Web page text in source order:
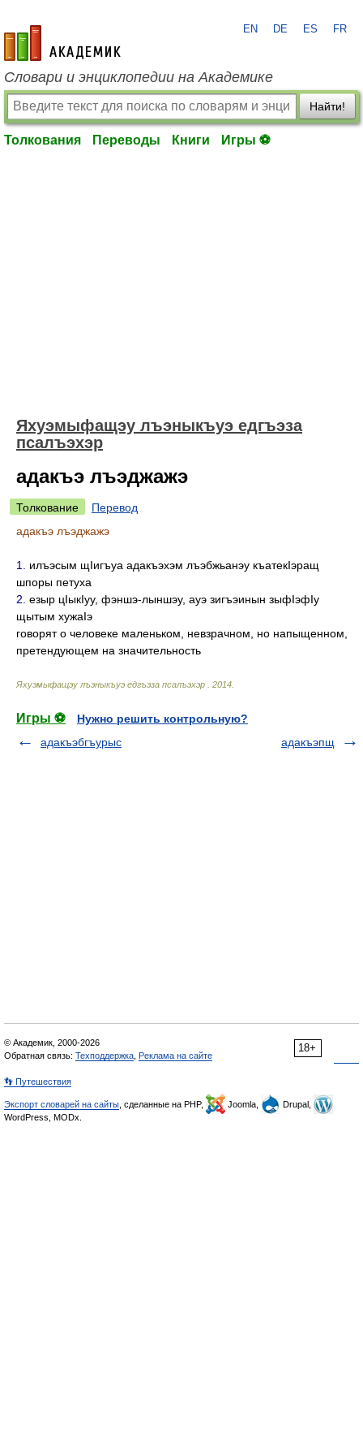
academic.ru
EN DE ES FR
Словари и энциклопедии на Академике
Найти!
Толкования Переводы Книги Игры ⚽
Яхуэмыфащэу лъэныкъуэ едгъэза
псалъэхэр
адакъэ лъэджажэ
Толкование
Перевод
адакъэ лъэджажэ
1.
илъэсым щIигъуа адакъэхэм лъэбжьанэу къатекIэращ
шпоры петуха
2. езыр цIыкIуу, фэншэ-лыншэу, ауэ зигъэинын зыфIэфIу
щытым хужаIэ
говорят о человеке маленьком, невзрачном, но напыщенном,
претендующем на значительность
Яхуэмыфащэу лъэныкъуэ едгъэза псалъэхэр 2014
Игры ⚽
Нужно решить контрольную?
адакъэбгъурыс
адакъэпщ
18+
© Академик, 2000-2026
Обратная связь: Техподдержка Реклама на сайте
👣 Путешествия
Экспорт словарей на сайты , сделанные на PHP, Joomla,
Drupal,
WordPress, MODx.